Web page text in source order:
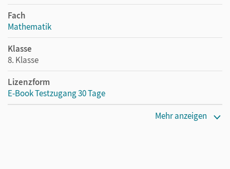
Fach
Mathematik
Klasse
8. Klasse
Lizenzform
E-Book Testzugang 30 Tage
Mehr anzeigen